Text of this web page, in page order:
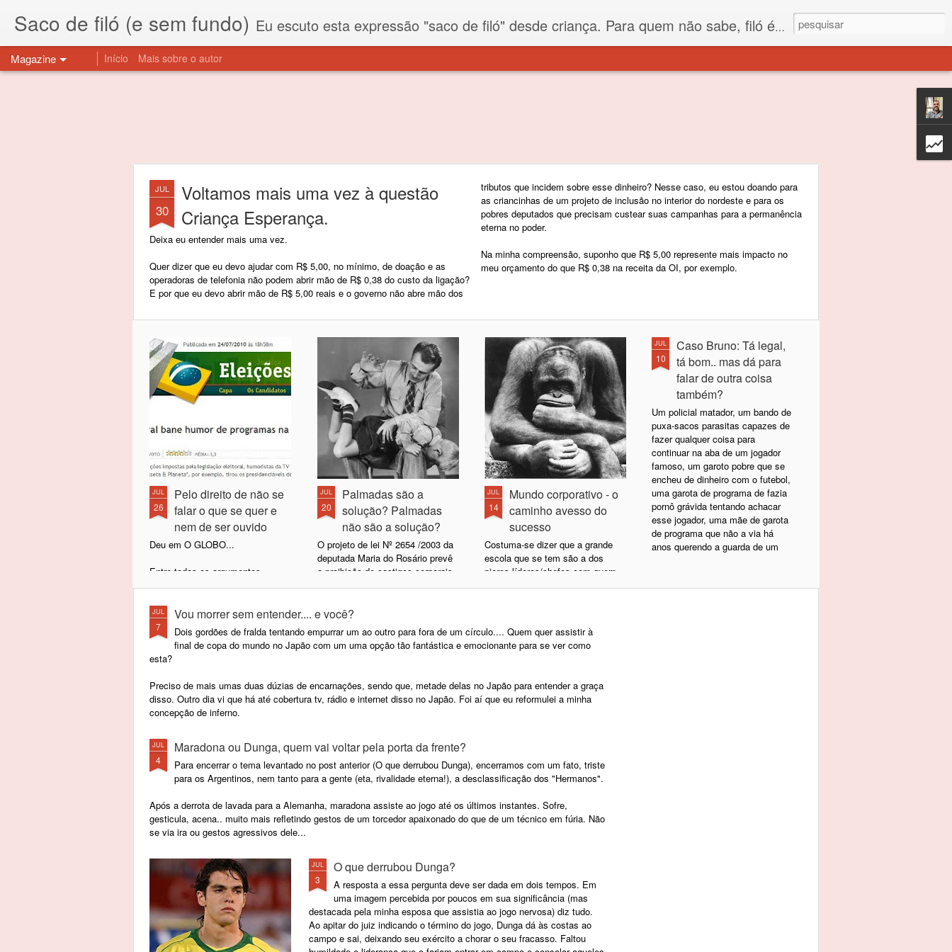
Saco de filó (e sem fundo) Eu escuto esta expressão "saco de filó" desde criança. Para quem não sabe, filó é um tecido todo furadinho e permite que um saco feito com ele, mesmo que muito exposto ao ar soprado para dentro, nunca vai se encher. Aí está o propósito deste nome... Para viver em sociedade tem que ter saco de filó.
Magazine Início Mais sobre o autor
JUL
30
Voltamos mais uma vez à questão
Criança Esperança.
Deixa eu entender mais uma vez.
Quer dizer que eu devo ajudar com R$ 5,00, no mínimo, de doação e as
operadoras de telefonia não podem abrir mão de R$ 0,38 do custo da ligação?
E por que eu devo abrir mão de R$ 5,00 reais e o governo não abre mão dos
tributos que incidem sobre esse dinheiro? Nesse caso, eu estou doando para
as criancinhas de um projeto de inclusão no interior do nordeste e para os
pobres deputados que precisam custear suas campanhas para a permanência
eterna no poder.
Na minha compreensão, suponho que R$ 5,00 represente mais impacto no
meu orçamento do que R$ 0,38 na receita da OI, por exemplo.
JUL
26
Pelo direito de não se
falar o que se quer e
nem de ser ouvido
Deu em O GLOBO...
Entre todos os argumentos
contra, os militares incomodavam
censura! Que bom que os tempos
mudaram e, hoje, podemos viver
num país em que conquistamos o
direito à liberdade de expressão
contanto que a expressão esteja
dentro do conceito de liberdade
determinado por lei.
Em tempo 1: Está cada dia mais
Em tempo 2: Será que eu estou
morando na Venezuela e ainda
não me contaram...
JUL
20
Palmadas são a
solução? Palmadas
não são a solução?
O projeto de lei Nº 2654 /2003 da
deputada Maria do Rosário prevê
a proibição de castigos corporais
mediante qualquer pretexto. É a
suscita a discussão sobre a
validade dessas ações no
processo de educação. De um
lado, os radicais da educação
JUL
14
Mundo corporativo - o
caminho avesso do
sucesso
Costuma-se dizer que a grande
escola que se tem são a dos
piores líderes/chefes com quem
se trabalha, a quem se deve o
quando você olhar para trás, verá
as grandes lições de inaptidão,
despreparo e vaidade oferecidas
ser trilhado, indicam a certeza do
rumo para o desastre
administrativo. Sendo assim, eis
JUL
10
Caso Bruno: Tá legal,
tá bom.. mas dá para
falar de outra coisa
também?
Um policial matador, um bando de
puxa-sacos parasitas capazes de
fazer qualquer coisa para
continuar na aba de um jogador
famoso, um garoto pobre que se
encheu de dinheiro com o futebol,
uma garota de programa de fazia
pornô grávida tentando achacar
esse jogador, uma mãe de garota
de programa que não a via há
anos querendo a guarda de um
programa envolvido com estupro
JUL
7
Vou morrer sem entender.... e você?
Dois gordões de fralda tentando empurrar um ao outro para fora de um círculo.... Quem quer assistir à
final de copa do mundo no Japão com um uma opção tão fantástica e emocionante para se ver como
esta?
Preciso de mais umas duas dúzias de encarnações, sendo que, metade delas no Japão para entender a graça
disso. Outro dia vi que há até cobertura tv, rádio e internet disso no Japão. Foi aí que eu reformulei a minha
concepção de inferno.
JUL
4
Maradona ou Dunga, quem vai voltar pela porta da frente?
Para encerrar o tema levantado no post anterior (O que derrubou Dunga), encerramos com um fato, triste
para os Argentinos, nem tanto para a gente (eta, rivalidade eterna!), a desclassificação dos "Hermanos".
Após a derrota de lavada para a Alemanha, maradona assiste ao jogo até os últimos instantes. Sofre,
gesticula, acena.. muito mais refletindo gestos de um torcedor apaixonado do que de um técnico em fúria. Não
se via ira ou gestos agressivos dele...
JUL
3
O que derrubou Dunga?
A resposta a essa pergunta deve ser dada em dois tempos. Em
uma imagem percebida por poucos em sua significância (mas
destacada pela minha esposa que assistia ao jogo nervosa) diz tudo.
Ao apitar do juiz indicando o término do jogo, Dunga dá às costas ao
campo e sai, deixando seu exército a chorar o seu fracasso. Faltou